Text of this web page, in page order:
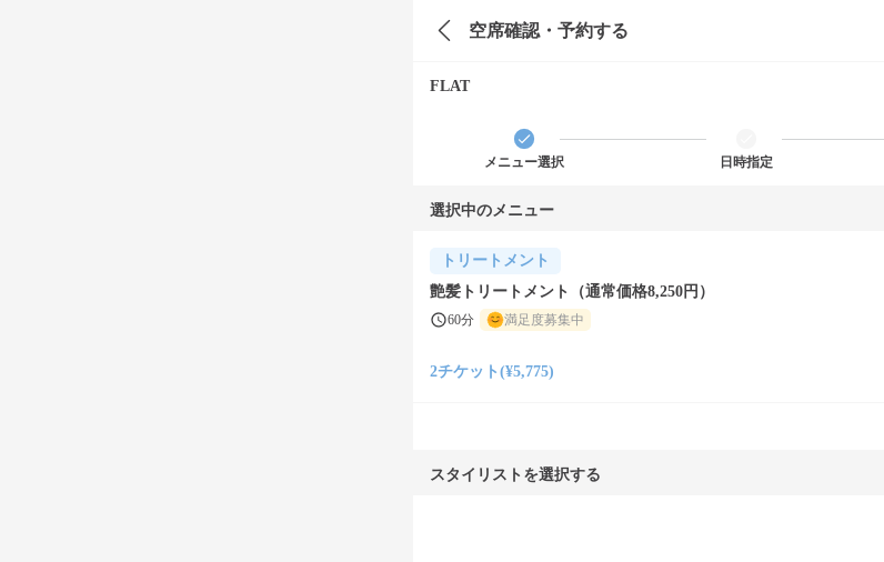
空席確認・予約する
FLAT
メニュー選択 日時指定
選択中のメニュー
トリートメント
艶髪トリートメント（通常価格8,250円）
60分 満足度募集中
2チケット(¥5,775)
スタイリストを選択する